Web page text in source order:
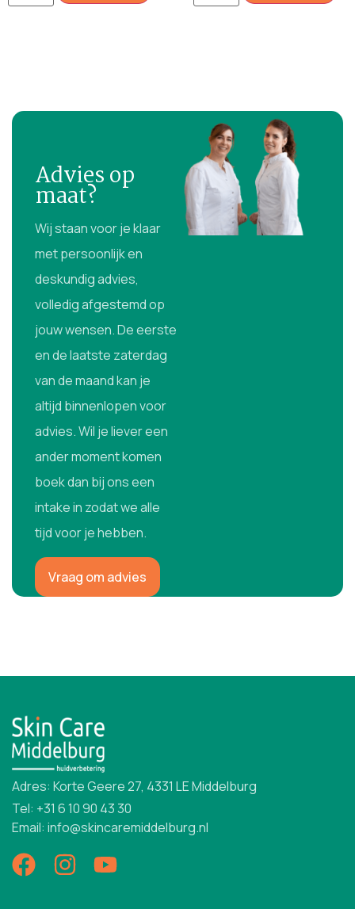
Advies op
maat?
Wij staan voor je klaar
met persoonlijk en
deskundig advies,
volledig afgestemd op
jouw wensen. De eerste
en de laatste zaterdag
van de maand kan je
altijd binnenlopen voor
advies. Wil je liever een
ander moment komen
boek dan bij ons een
intake in zodat we alle
tijd voor je hebben.
Vraag om advies
Adres: Korte Geere 27, 4331 LE Middelburg
Tel: +31 6 10 90 43 30
Email: info@skincaremiddelburg.nl